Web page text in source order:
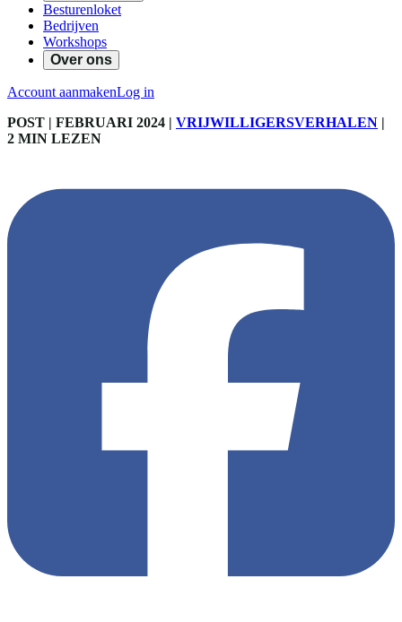
Besturenloket
Bedrijven
Workshops
Over ons
Account aanmakenLog in
POST | FEBRUARI 2024 | VRIJWILLIGERSVERHALEN |
2 MIN LEZEN